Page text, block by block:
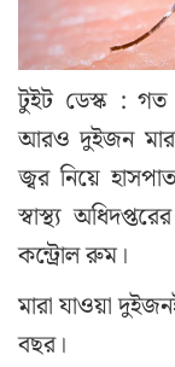
টুইট ডেস্ক : গত
আরও দুইজন
জ্বর নিয়ে
স্বাস্থ্য
কন্ট্রোল রুম।
মারা যাওয়া
বছর।